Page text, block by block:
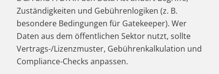
Zuständigkeiten und Gebührenlogiken (z. B.
besondere Bedingungen für Gatekeeper). Wer
Daten aus dem öffentlichen Sektor nutzt, sollte
Vertrags-/Lizenzmuster, Gebührenkalkulation und
Compliance-Checks anpassen.